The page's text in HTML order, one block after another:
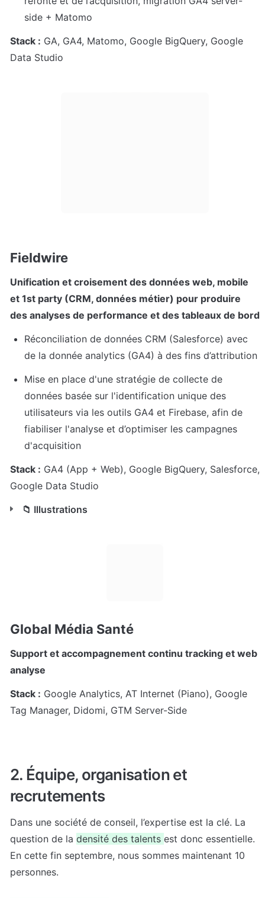
side + Matomo
Stack : GA, GA4, Matomo, Google BigQuery, Google
Data Studio
Fieldwire
Unification et croisement des données web, mobile
et 1st party (CRM, données métier) pour produire
des analyses de performance et des tableaux de bord
Réconciliation de données CRM (Salesforce) avec
de la donnée analytics (GA4) à des fins d’attribution
Mise en place d'une stratégie de collecte de
données basée sur l'identification unique des
utilisateurs via les outils GA4 et Firebase, afin de
fiabiliser l'analyse et d’optimiser les campagnes
d'acquisition
Stack : GA4 (App + Web), Google BigQuery, Salesforce,
Google Data Studio
📁 Illustrations
Global Média Santé
Support et accompagnement continu tracking et web
analyse
Stack : Google Analytics, AT Internet (Piano), Google
Tag Manager, Didomi, GTM Server-Side
2. Équipe, organisation et
recrutements
Dans une société de conseil, l’expertise est la clé. La
question de la densité des talents est donc essentielle.
En cette fin septembre, nous sommes maintenant 10
personnes.